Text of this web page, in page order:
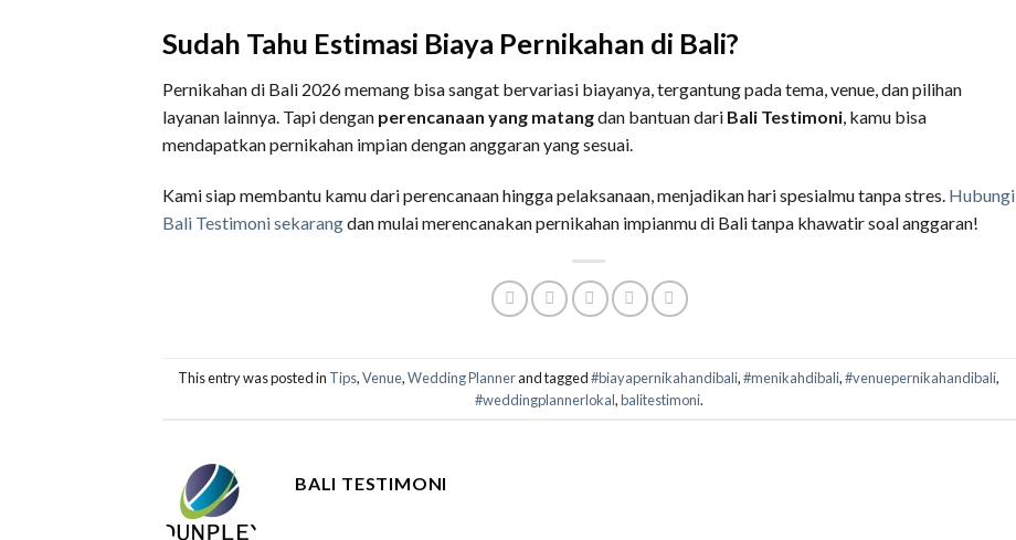
Sudah Tahu Estimasi Biaya Pernikahan di Bali?
Pernikahan di Bali 2026 memang bisa sangat bervariasi biayanya, tergantung pada tema, venue, dan pilihan
layanan lainnya. Tapi dengan perencanaan yang matangdan bantuan dari Bali Testimoni, kamu bisa
mendapatkan pernikahan impian dengan anggaran yang sesuai.
Kami siap membantu kamu dari perencanaan hingga pelaksanaan, menjadikan hari spesialmu tanpa stres. Hubungi
Bali Testimoni sekarangdan mulai merencanakan pernikahan impianmu di Bali tanpa khawatir soal anggaran!
This entry was posted in Tips,Venue,Wedding Plannerand tagged#biayapernikahandibali,#menikahdibali,#venuepernikahandibali,
#weddingplannerlokal,balitestimoni.
BALI TESTIMONI